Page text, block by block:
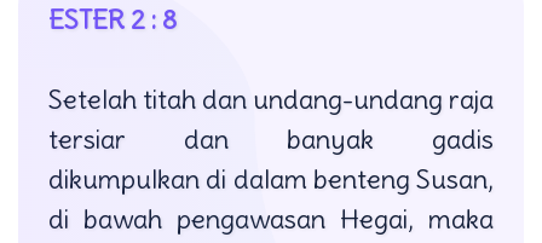
ESTER 2 : 8
Setelah titah dan undang-undang raja
tersiar dan banyak gadis
dikumpulkan di dalam benteng Susan,
di bawah pengawasan Hegai, maka